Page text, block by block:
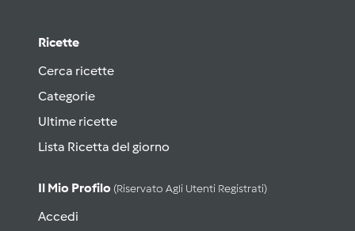
Ricette
Cerca ricette
Categorie
Ultime ricette
Lista Ricetta del giorno
Il Mio Profilo (riservato Agli Utenti Registrati)
Accedi